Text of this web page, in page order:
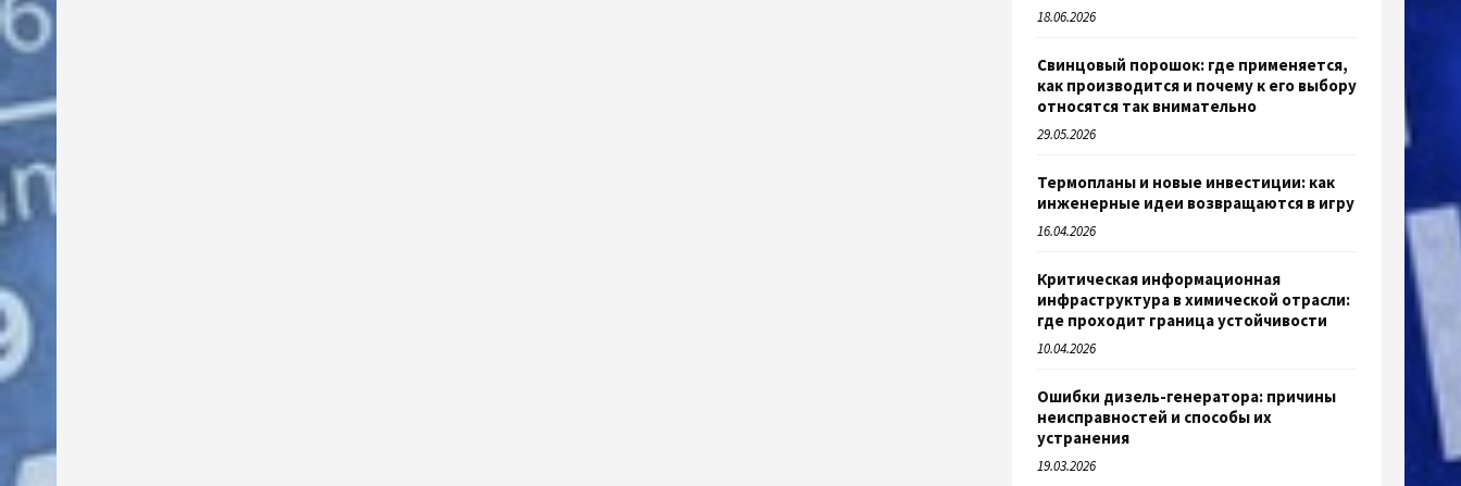
18.06.2026
Свинцовый порошок: где применяется,
как производится и почему к его выбору
относятся так внимательно
29.05.2026
Термопланы и новые инвестиции: как
инженерные идеи возвращаются в игру
16.04.2026
Критическая информационная
инфраструктура в химической отрасли:
где проходит граница устойчивости
10.04.2026
Ошибки дизель-генератора: причины
неисправностей и способы их
устранения
19.03.2026